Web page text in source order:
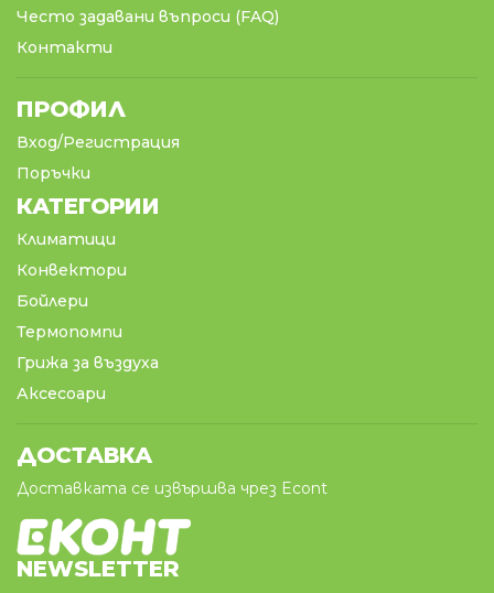
Често задавани въпроси (FAQ)
Контакти
ПРОФИЛ
Вход/Регистрация
Поръчки
КАТЕГОРИИ
Климатици
Конвектори
Бойлери
Термопомпи
Грижа за въздуха
Аксесоари
ДОСТАВКА
Доставката се извършва чрез Econt
NEWSLETTER